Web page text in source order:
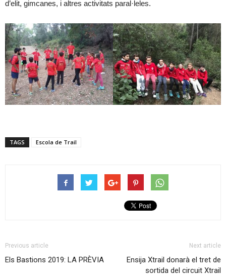
d’elit, gimcanes, i altres activitats paral·leles.
TAGS Escola de Trail
Previous article
Els Bastions 2019: LA PRÈVIA
Next article
Ensija Xtrail donarà el tret de
sortida del circuit Xtrail